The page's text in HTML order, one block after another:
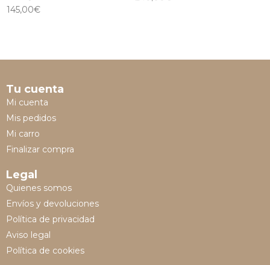
145,00€
Tu cuenta
Mi cuenta
Mis pedidos
Mi carro
Finalizar compra
Legal
Quienes somos
Envíos y devoluciones
Política de privacidad
Aviso legal
Política de cookies